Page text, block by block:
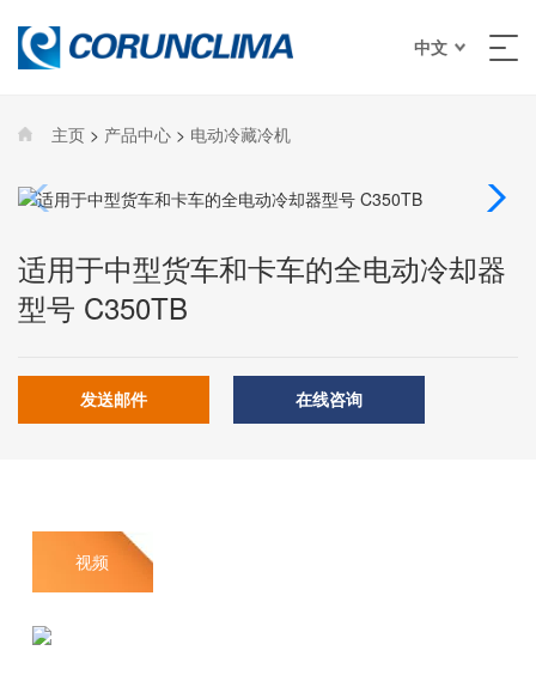
中文
主页 > 产品中心 > 电动冷藏冷机
适用于中型货车和卡车的全电动冷却器
型号 C350TB
发送邮件 在线咨询
视频